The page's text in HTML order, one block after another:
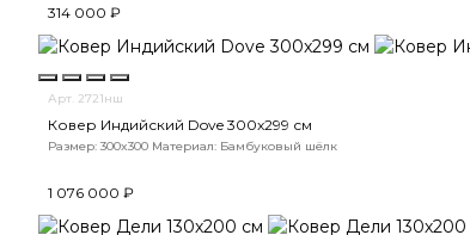
314 000 ₽
Арт. 2721нш
Ковер Индийский Dove 300x299 см
Размер: 300x300 Материал: Бамбуковый шёлк
1 076 000 ₽